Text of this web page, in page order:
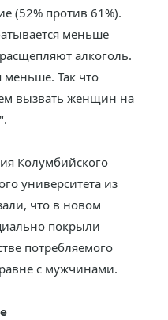
(52% против 61%).
меньше
алкоголь.
меньше. Так что
вызвать женщин на
Колумбийского
университета из
что в новом
покрыли
потребляемого
с мужчинами.